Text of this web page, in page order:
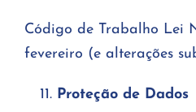
Código de Trabalho Lei
fevereiro (e alterações
Proteção de Dados